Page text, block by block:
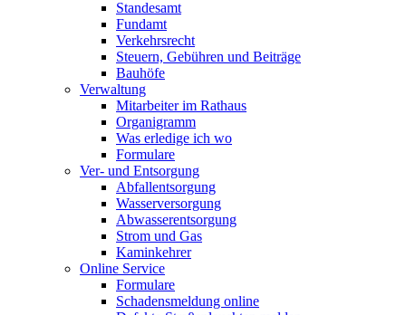
Standesamt
Fundamt
Verkehrsrecht
Steuern, Gebühren und Beiträge
Bauhöfe
Verwaltung
Mitarbeiter im Rathaus
Organigramm
Was erledige ich wo
Formulare
Ver- und Entsorgung
Abfallentsorgung
Wasserversorgung
Abwasserentsorgung
Strom und Gas
Kaminkehrer
Online Service
Formulare
Schadensmeldung online